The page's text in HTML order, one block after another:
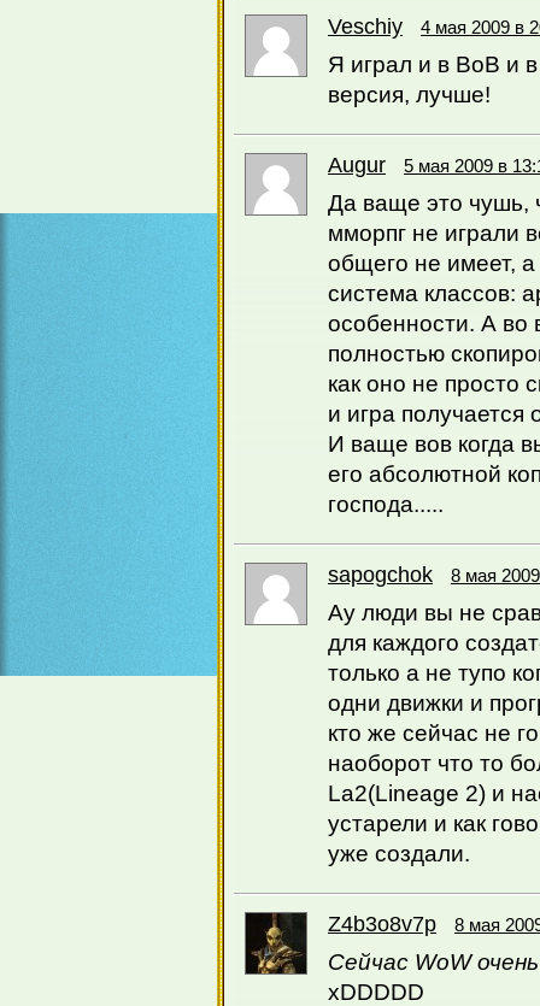
Veschiy 4 мая 2009 в
Я играл и в ВоВ и
версия, лучше!
Augur 5 мая 2009 в
Да ваще это чушь,
мморпг не играли
общего не имеет,
система классов:
особенности. А во
полностью
как оно не просто
и игра получается
И ваще вов когда
его абсолютной
господа.....
sapogchok 8 мая
Ау люди вы не
для каждого
только а не тупо
одни движки и
кто же сейчас не
наоборот что то
La2(Lineage 2) и
устарели и как
уже создали.
Z4b3o8v7p 8 мая
Cейчас WoW
xDDDDD